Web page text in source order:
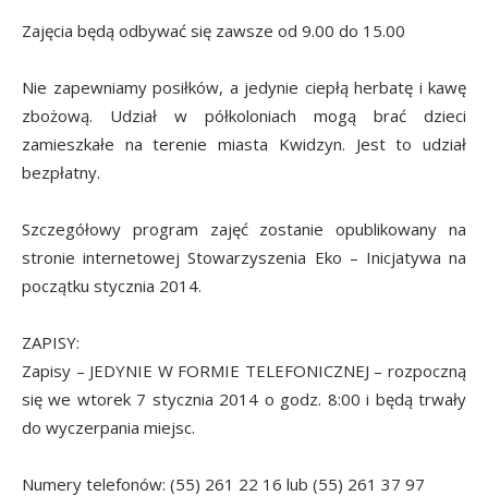
Zajęcia będą odbywać się zawsze od 9.00 do 15.00
Nie zapewniamy posiłków, a jedynie ciepłą herbatę i kawę
zbożową. Udział w półkoloniach mogą brać dzieci
zamieszkałe na terenie miasta Kwidzyn. Jest to udział
bezpłatny.
Szczegółowy program zajęć zostanie opublikowany na
stronie internetowej Stowarzyszenia Eko – Inicjatywa na
początku stycznia 2014.
ZAPISY:
Zapisy – JEDYNIE W FORMIE TELEFONICZNEJ – rozpoczną
się we wtorek 7 stycznia 2014 o godz. 8:00 i będą trwały
do wyczerpania miejsc.
Numery telefonów: (55) 261 22 16 lub (55) 261 37 97